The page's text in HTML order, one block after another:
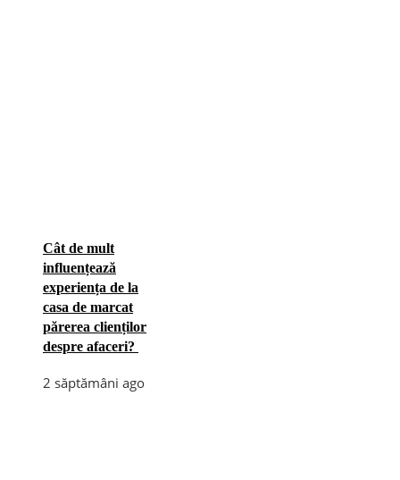
Cât de mult
influențează
experiența de la
casa de marcat
părerea clienților
despre afaceri?
2 săptămâni ago